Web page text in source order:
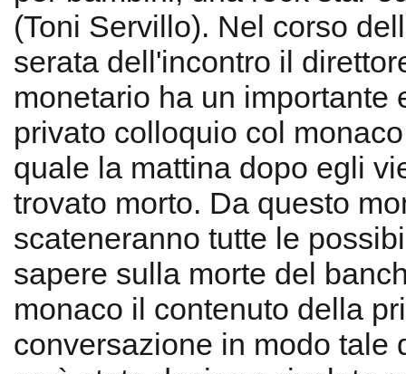
(Toni Servillo). Nel corso
serata dell'incontro il
monetario ha un importante
privato colloquio col
quale la mattina dopo egli
trovato morto. Da questo
scateneranno tutte le
sapere sulla morte del
monaco il contenuto della
conversazione in modo tale